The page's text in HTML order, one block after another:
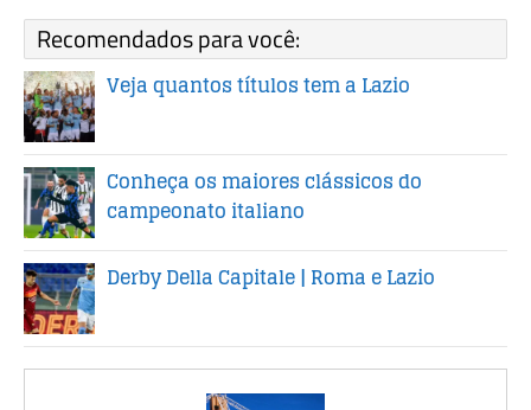
Recomendados para você:
Veja quantos títulos tem a Lazio
Conheça os maiores clássicos do
campeonato italiano
Derby Della Capitale | Roma e Lazio